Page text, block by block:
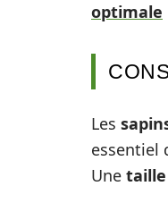
optimale
Les
essentiel
Une taille